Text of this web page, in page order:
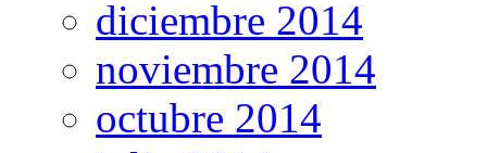
diciembre 2014
noviembre 2014
octubre 2014